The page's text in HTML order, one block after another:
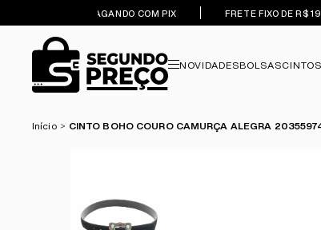
5% OFF PAGANDO COM PIX FRETE FIXO DE R$
NOVIDADESBOLSASCINTOS
Início CINTO BOHO COURO CAMURÇA ALEGRA